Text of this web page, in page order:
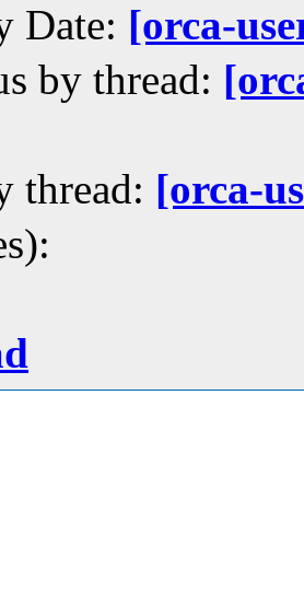
Date: [orca-
by thread:
thread: [orca-